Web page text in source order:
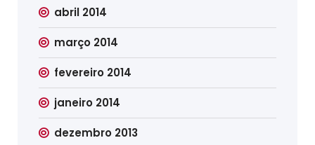
abril 2014
março 2014
fevereiro 2014
janeiro 2014
dezembro 2013